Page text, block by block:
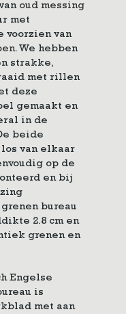
oud messing
met
voorzien van
. We hebben
strakke,
met rillen
deze
gemaakt en
in de
beide
van elkaar
op de
en bij
bureau
2.8 cm en
grenen en
Engelse
is
met aan